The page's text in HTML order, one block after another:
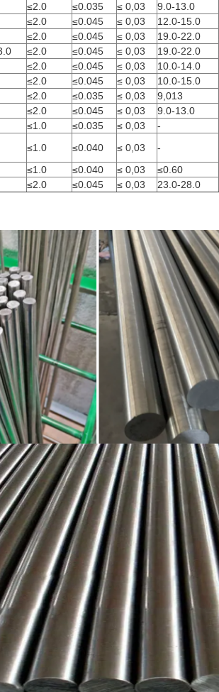
≤2.0 ≤0.035 ≤ 0,03 9.0-13.0
≤2.0 ≤0.045 ≤ 0,03 12.0-15.0
≤2.0 ≤0.045 ≤ 0,03 19.0-22.0
≤2.0 ≤0.045 ≤ 0,03 19.0-22.0
≤2.0 ≤0.045 ≤ 0,03 10.0-14.0
≤2.0 ≤0.045 ≤ 0,03 10.0-15.0
≤2.0 ≤0.035 ≤ 0,03 9,013
≤2.0 ≤0.045 ≤ 0,03 9.0-13.0
≤1.0 ≤0.035 ≤ 0,03 -
≤1.0 ≤0.040 ≤ 0,03 -
≤1.0 ≤0.040 ≤ 0,03 ≤0.60
≤2.0 ≤0.045 ≤ 0,03 23.0-28.0